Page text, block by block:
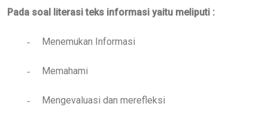
Pada soal literasi teks informasi yaitu meliputi :
- Menemukan Informasi
- Memahami
- Mengevaluasi dan merefleksi